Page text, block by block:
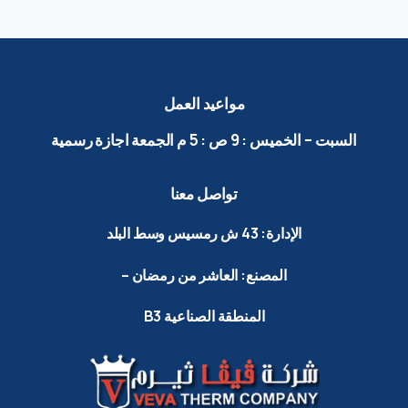
مواعيد العمل
السبت – الخميس :
9 ص :
5م الجمعةاجازةرسمية
تواصلمعنا
الإدارة: 43 شرمسيسوسطالبلد
المصنع: العاشر منرمضان –
المنطقةالصناعية B3